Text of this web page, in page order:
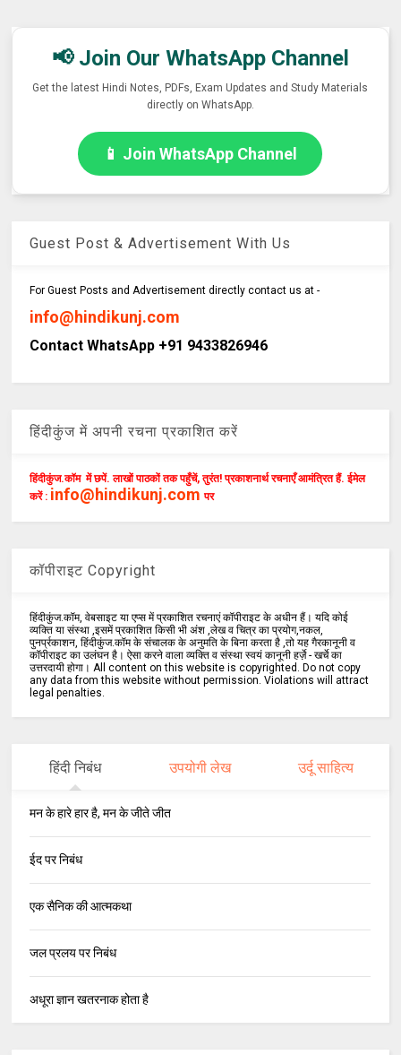
📢 Join Our WhatsApp Channel
Get the latest Hindi Notes, PDFs, Exam Updates and Study Materials
directly on WhatsApp.
📱 Join WhatsApp Channel
Guest Post & Advertisement With Us
For Guest Posts and Advertisement directly contact us at -
info@hindikunj.com
Contact WhatsApp +91 9433826946
हिंदीकुंज में अपनी रचना प्रकाशित करें
हिंदीकुंज.कॉम में छपें. लाखों पाठकों तक पहुँचें, तुरंत! प्रकाशनार्थ रचनाएँ आमंत्रित हैं. ईमेल
करें : info@hindikunj.com पर
कॉपीराइट Copyright
हिंदीकुंज.कॉम, वेबसाइट या एप्स में प्रकाशित रचनाएं कॉपीराइट के अधीन हैं। यदि कोई
व्यक्ति या संस्था ,इसमें प्रकाशित किसी भी अंश ,लेख व चित्र का प्रयोग,नकल,
पुनर्प्रकाशन, हिंदीकुंज.कॉम के संचालक के अनुमति के बिना करता है ,तो यह गैरकानूनी व
कॉपीराइट का उलंघन है। ऐसा करने वाला व्यक्ति व संस्था स्वयं कानूनी हर्ज़े - खर्चे का
उत्तरदायी होगा। All content on this website is copyrighted. Do not copy
any data from this website without permission. Violations will attract
legal penalties.
हिंदी निबंध उपयोगी लेख उर्दू साहित्य
मन के हारे हार है, मन के जीते जीत
ईद पर निबंध
एक सैनिक की आत्मकथा
जल प्रलय पर निबंध
अधूरा ज्ञान खतरनाक होता है